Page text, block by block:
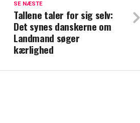
emne: Her er min diagnose
SE NÆSTE
Tallene taler for sig selv:
Det synes danskerne om
Landmand søger
kærlighed